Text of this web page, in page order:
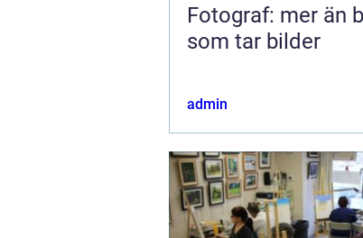
Fotograf: mer än
som tar bilder
admin